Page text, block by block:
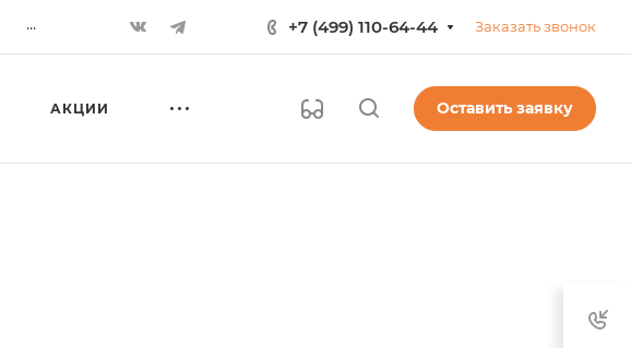
... +7 (499) 110-64-44 Заказать звонок
АКЦИИ Оставить заявку